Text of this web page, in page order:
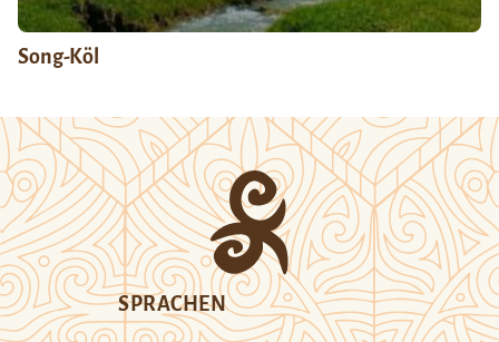
Song-Köl
SPRACHEN